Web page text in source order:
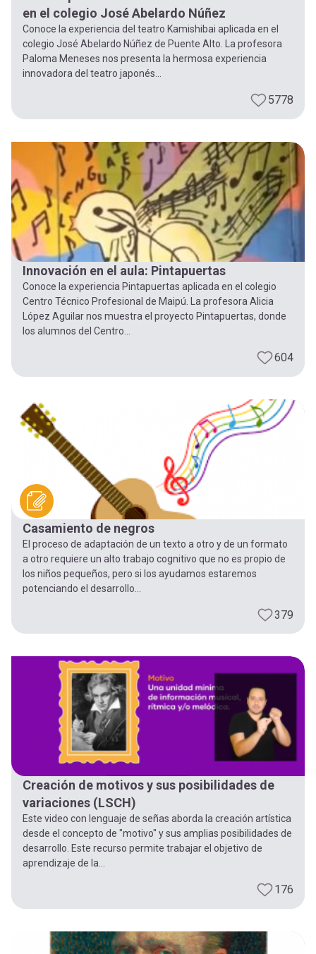
en el colegio José Abelardo Núñez
Conoce la experiencia del teatro Kamishibai aplicada en el
colegio José Abelardo Núñez de Puente Alto. La profesora
Paloma Meneses nos presenta la hermosa experiencia
innovadora del teatro japonés...
5778
Innovación en el aula: Pintapuertas
Conoce la experiencia Pintapuertas aplicada en el colegio
Centro Técnico Profesional de Maipú. La profesora Alicia
López Aguilar nos muestra el proyecto Pintapuertas, donde
los alumnos del Centro...
604
Casamiento de negros
El proceso de adaptación de un texto a otro y de un formato
a otro requiere un alto trabajo cognitivo que no es propio de
los niños pequeños, pero si los ayudamos estaremos
potenciando el desarrollo...
379
Creación de motivos y sus posibilidades de
variaciones (LSCH)
Este video con lenguaje de señas aborda la creación artística
desde el concepto de "motivo" y sus amplias posibilidades de
desarrollo. Este recurso permite trabajar el objetivo de
aprendizaje de la...
176